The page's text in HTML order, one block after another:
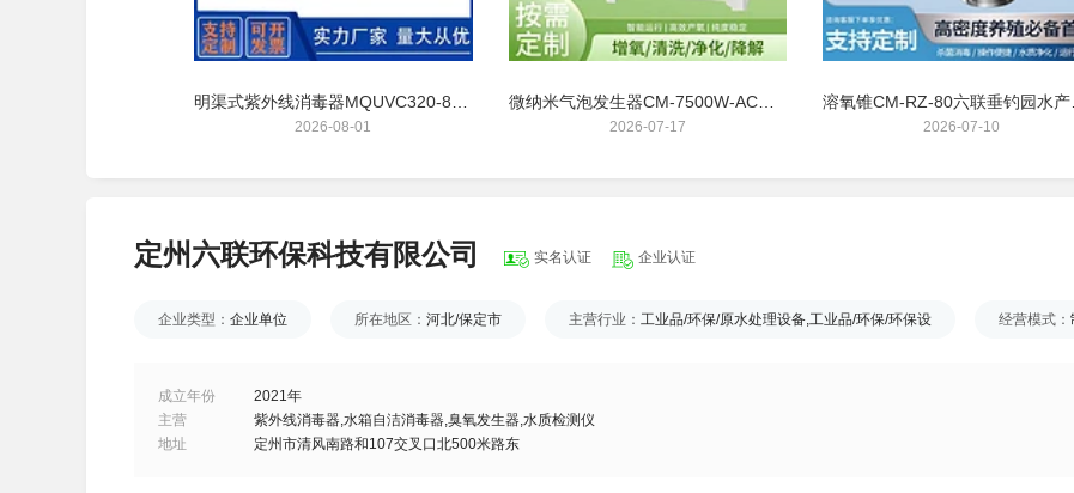
2026-08-01
微纳米气泡发生器CM-7500W-AC六联环保高密度增氧污水处理河道增氧设备
2026-07-17 2026-07-10
定州六联环保科技有限公司 实名认证 企业认证
企业类型： 企业单位 所在地区： 河北/保定市 主营行业： 工业品/环保/原水处理设备,工业品/环保/环保设 经营模式：
成立年份
2021年
主营
紫外线消毒器,水箱自洁消毒器,臭氧发生器,水质检测仪
地址
定州市清风南路和107交叉口北500米路东